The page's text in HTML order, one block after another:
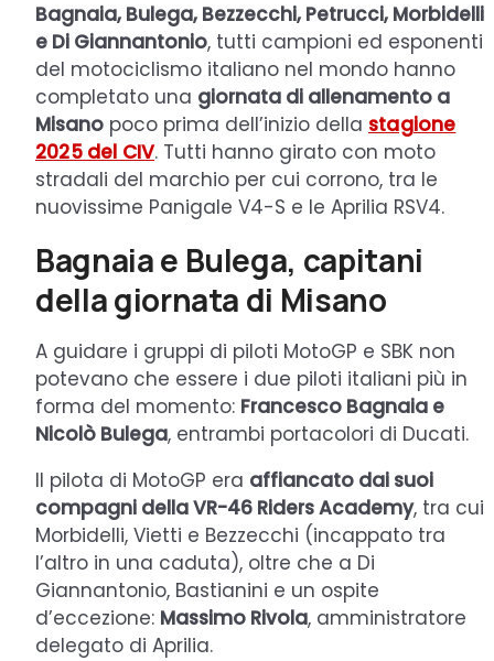
Bagnaia, Bulega, Bezzecchi, Petrucci, Morbidelli
e Di Giannantonio, tutti campioni ed esponenti
del motociclismo italiano nel mondo hanno
completato una giornata di allenamento a
Misano poco prima dell’inizio della stagione
2025 del CIV. Tutti hanno girato con moto
stradali del marchio per cui corrono, tra le
nuovissime Panigale V4-S e le Aprilia RSV4.
Bagnaia e Bulega, capitani
della giornata di Misano
A guidare i gruppi di piloti MotoGP e SBK non
potevano che essere i due piloti italiani più in
forma del momento: Francesco Bagnaia e
Nicolò Bulega, entrambi portacolori di Ducati.
Il pilota di MotoGP era affiancato dai suoi
compagni della VR-46 Riders Academy, tra cui
Morbidelli, Vietti e Bezzecchi (incappato tra
l’altro in una caduta), oltre che a Di
Giannantonio, Bastianini e un ospite
d’eccezione: Massimo Rivola, amministratore
delegato di Aprilia.